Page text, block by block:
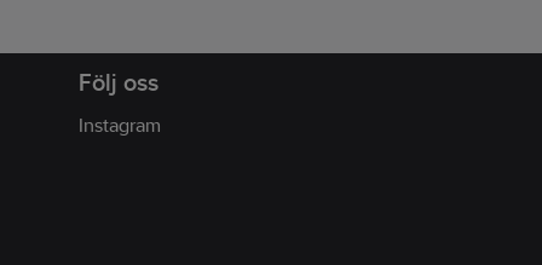
Följ oss
Instagram